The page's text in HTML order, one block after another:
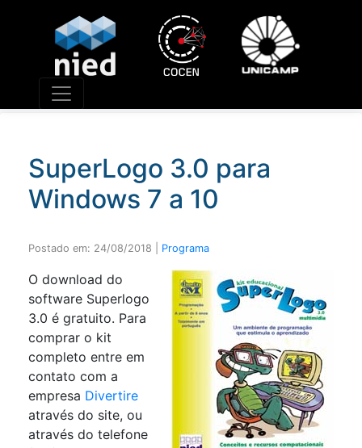
Núcleo de Informática Aplicada à Educação
A missão do NIED é "construir e difundir
conhecimento sobre as relações entre a educação,
a sociedade e a tecnologia por meio de pesquisas e
desenvolvimento de tecnologias e metodologias de
SuperLogo 3.0 para
Windows 7 a 10
Postado em: 24/08/2018 Programa
O download do
software Superlogo
3.0 é gratuito. Para
comprar o kit
completo entre em
contato com a
empresa Divertire
através do site, ou
através do telefone